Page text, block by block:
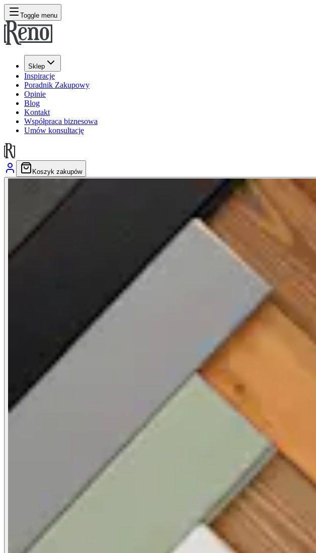
Toggle menu
Sklep
Inspiracje
Poradnik Zakupowy
Opinie
Blog
Kontakt
Współpraca biznesowa
Umów konsultację
Koszyk zakupów